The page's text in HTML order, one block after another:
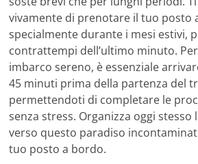
vivamente di prenotare il tuo posto
specialmente durante i mesi estivi,
contrattempi dell’ultimo minuto.
imbarco sereno, è essenziale
45 minuti prima della partenza del
permettendoti di completare le
senza stress. Organizza oggi stesso
verso questo paradiso
tuo posto a bordo.